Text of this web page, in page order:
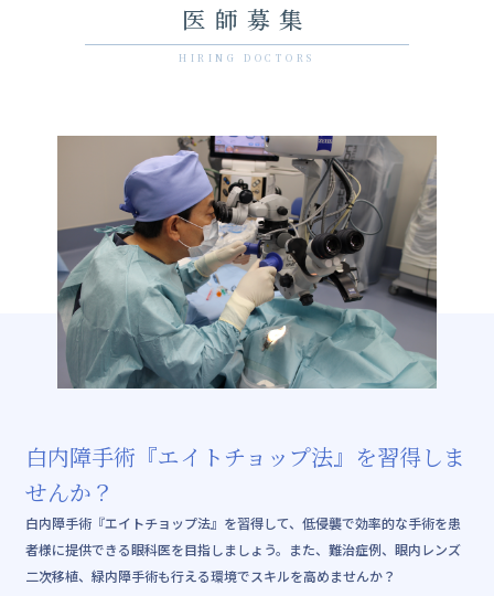
医師募集
HIRING DOCTORS
白内障手術『エイトチョップ法』を習得しま
せんか？
白内障手術『エイトチョップ法』を習得して、低侵襲で効率的な手術を患
者様に提供できる眼科医を目指しましょう。また、難治症例、眼内レンズ
二次移植、緑内障手術も行える環境でスキルを高めませんか？